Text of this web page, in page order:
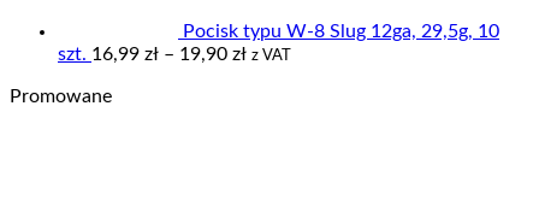
Pocisk typu W-8 Slug 12ga, 29,5g, 10
szt. 16,99 zł – 19,90 złZakres
z VAT
Promowane